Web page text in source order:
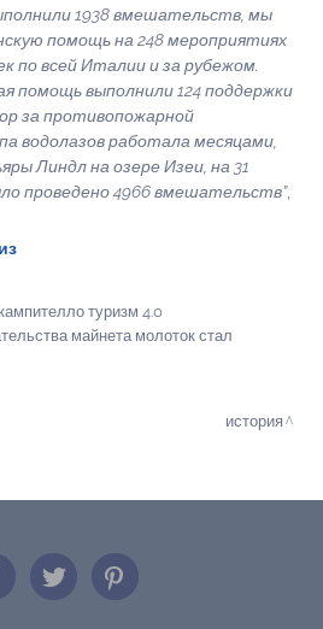
1938 вмешательств, мы
помощь на 248 мероприятиях
по всей Италии и за рубежом.
помощь выполнили 124 поддержки
за противопожарной
водолазов работала месяцами,
Линдл на озере Изеи, на 31
проведено 4966 вмешательств”,
туризм 4.0
майнета молоток стал
история